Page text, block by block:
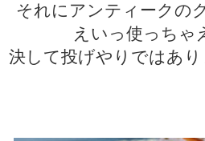
それにアンティークの
えいっ使っちゃ
決して投げやりではあ